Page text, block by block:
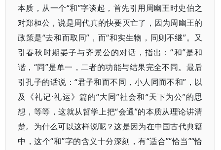
本质，从一个“和”字谈起，首先引用周幽王时史伯之
对郑桓公，说是周代真的快要灭亡了，因为周幽王的
政策是“去和而取同”，而“和实生物，同则不继”。又
引春秋时期晏子与齐景公的对话，指出：“和”是和
谐，“同”是单一，二者的功能与结果完全不同。最后
引孔子的话说：“君子和而不同，小人同而不和”，以
及《礼记·礼运》篇的“大同”社会和“天下为公”的思
想，等等，这就从哲学上把“会通”的本质从理论讲清
楚。为什么可以这样说呢？这是因为在中国古代典籍
中，这个“和”字的含义十分深刻，有“适合”“恰当”“恰